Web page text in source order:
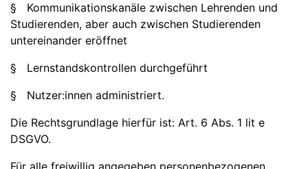
§ Kommunikationskanäle zwischen Lehrenden und
Studierenden, aber auch zwischen Studierenden
untereinander eröffnet
§ Lernstandskontrollen durchgeführt
§ Nutzer:innen administriert.
Die Rechtsgrundlage hierfür ist: Art. 6 Abs. 1 lit e
DSGVO.
Für alle freiwillig angegeben personenbezogenen